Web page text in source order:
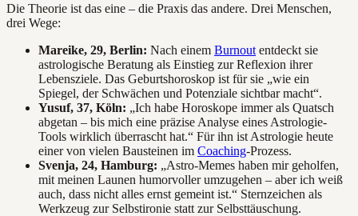
Die Theorie ist das eine – die Praxis das andere. Drei Menschen,
drei Wege:
Mareike, 29, Berlin: Nach einem Burnout entdeckt sie
astrologische Beratung als Einstieg zur Reflexion ihrer
Lebensziele. Das Geburtshoroskop ist für sie „wie ein
Spiegel, der Schwächen und Potenziale sichtbar macht“.
Yusuf, 37, Köln: „Ich habe Horoskope immer als Quatsch
abgetan – bis mich eine präzise Analyse eines Astrologie-
Tools wirklich überrascht hat.“ Für ihn ist Astrologie heute
einer von vielen Bausteinen im Coaching-Prozess.
Svenja, 24, Hamburg: „Astro-Memes haben mir geholfen,
mit meinen Launen humorvoller umzugehen – aber ich weiß
auch, dass nicht alles ernst gemeint ist.“ Sternzeichen als
Werkzeug zur Selbstironie statt zur Selbsttäuschung.